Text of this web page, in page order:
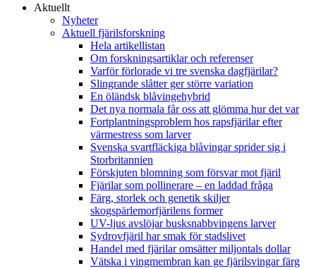
Aktuellt
Nyheter
Aktuell fjärilsforskning
Hela artikellistan
Om forskningsartiklar och referenser
Varför förlorade vi tre svenska dagfjärilar?
Slingrande slåtter ger större variation
En öländsk blåvingehybrid
Det nya normala får oss att glömma hur det var
Fortplantningsproblem hos rapsfjärilar efter
värmestress som larver
Svenska svartfläckiga blåvingar sprider sig i
Storbritannien
Förskjuten blomning som försvar mot fjäril
Fjärilar som pollinerare – en laddad fråga
Färg, storlek och genetik skiljer
skogspärlemorfjärilens former
UV-ljus avslöjar busksnabbvingens larver
Sydrovfjäril har smak för stadslivet
Handel med fjärilar omsätter miljontals dollar
Vätska i vingmembran kan ge fjärilsvingar färg